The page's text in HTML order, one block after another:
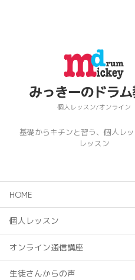
基礎からキチンと習う、個人レ
レッスン
HOME
個人レッスン
オンライン通信講座
生徒さんからの声